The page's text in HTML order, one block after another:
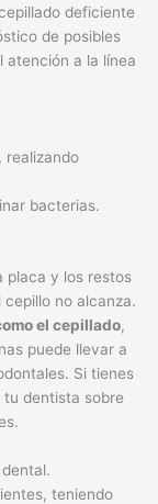
realizando
bacterias.
y los restos
no alcanza.
el cepillado
puede llevar a
dentista sobre
teniendo
el hilo
antibacteriano